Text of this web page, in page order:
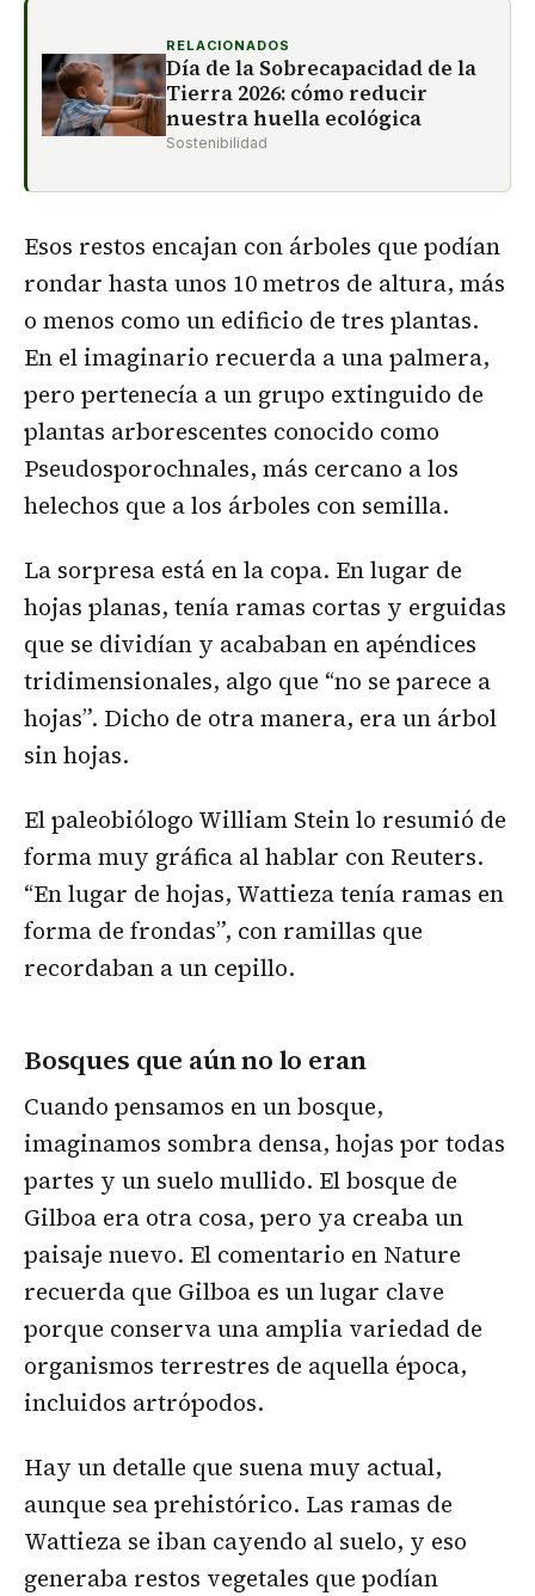
RELACIONADOS
Día de la Sobrecapacidad de la
Tierra 2026: cómo reducir
nuestra huella ecológica
Sostenibilidad
Esos restos encajan con árboles que podían
rondar hasta unos 10 metros de altura, más
o menos como un edificio de tres plantas.
En el imaginario recuerda a una palmera,
pero pertenecía a un grupo extinguido de
plantas arborescentes conocido como
Pseudosporochnales, más cercano a los
helechos que a los árboles con semilla.
La sorpresa está en la copa. En lugar de
hojas planas, tenía ramas cortas y erguidas
que se dividían y acababan en apéndices
tridimensionales, algo que “no se parece a
hojas”. Dicho de otra manera, era un árbol
sin hojas.
El paleobiólogo William Stein lo resumió de
forma muy gráfica al hablar con Reuters.
“En lugar de hojas, Wattieza tenía ramas en
forma de frondas”, con ramillas que
recordaban a un cepillo.
Bosques que aún no lo eran
Cuando pensamos en un bosque,
imaginamos sombra densa, hojas por todas
partes y un suelo mullido. El bosque de
Gilboa era otra cosa, pero ya creaba un
paisaje nuevo. El comentario en Nature
recuerda que Gilboa es un lugar clave
porque conserva una amplia variedad de
organismos terrestres de aquella época,
incluidos artrópodos.
Hay un detalle que suena muy actual,
aunque sea prehistórico. Las ramas de
Wattieza se iban cayendo al suelo, y eso
generaba restos vegetales que podían